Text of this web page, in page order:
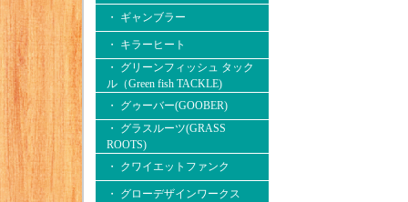
・ ギャンブラー
・ キラーヒート
・ グリーンフィッシュ タック
ル（Green fish TACKLE)
・ グゥーバー(GOOBER)
・ グラスルーツ(GRASS
ROOTS)
・ クワイエットファンク
・ グローデザインワークス